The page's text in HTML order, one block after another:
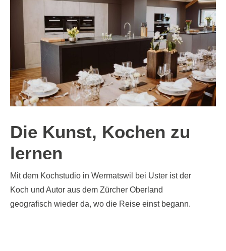
Die Kunst, Kochen zu
lernen
Mit dem Kochstudio in Wermatswil bei Uster ist der
Koch und Autor aus dem Zürcher Oberland
geografisch wieder da, wo die Reise einst begann.